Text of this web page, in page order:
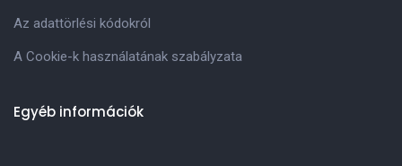
Az adattörlési kódokról
A Cookie-k használatának szabályzata
Egyéb információk